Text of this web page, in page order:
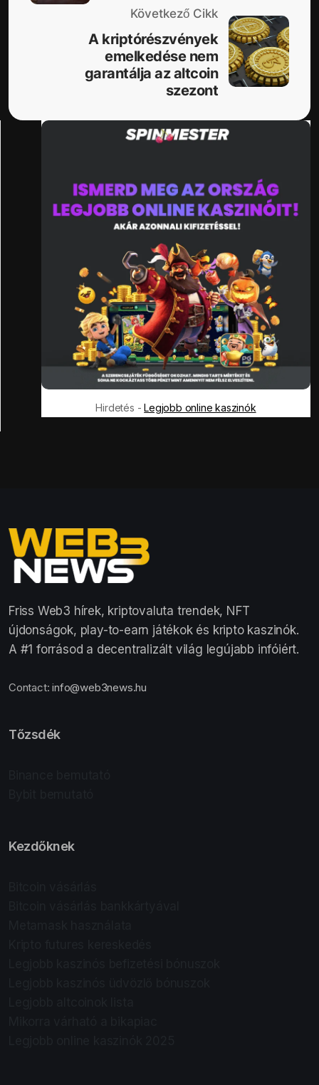
Következő Cikk
A kriptórészvények
emelkedése nem
garantálja az altcoin
szezont
Hirdetés -Legjobb online kaszinók
Friss Web3 hírek, kriptovaluta trendek, NFT
újdonságok, play-to-earn játékok és kripto kaszinók.
A #1 forrásod a decentralizált világ legújabb infóiért.
Contact:info@web3news.hu
Tőzsdék
Kezdőknek